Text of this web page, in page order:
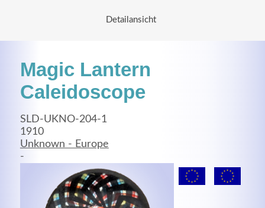
Detailansicht
Magic Lantern
Caleidoscope
SLD-UKNO-204-1
1910
Unknown - Europe
-
Web Projects
Lorem ipsum dolor sit amet, consectetuer adipiscing
MEHR INFOS